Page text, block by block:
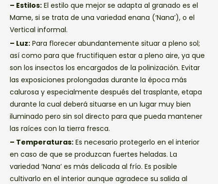
– Estilos: El estilo que mejor se adapta al granado es el
Mame, si se trata de una variedad enana (‘Nana’), o el
Vertical informal.
– Luz: Para florecer abundantemente situar a pleno sol;
así como para que fructifiquen estar a pleno aire, ya que
son los insectos los encargados de la polinización. Evitar
las exposiciones prolongadas durante la época más
calurosa y especialmente después del trasplante, etapa
durante la cual deberá situarse en un lugar muy bien
iluminado pero sin sol directo para que pueda mantener
las raíces con la tierra fresca.
– Temperaturas: Es necesario protegerlo en el interior
en caso de que se produzcan fuertes heladas. La
variedad ‘Nana’ es más delicada al frío. Es posible
cultivarlo en el interior aunque agradece su salida al